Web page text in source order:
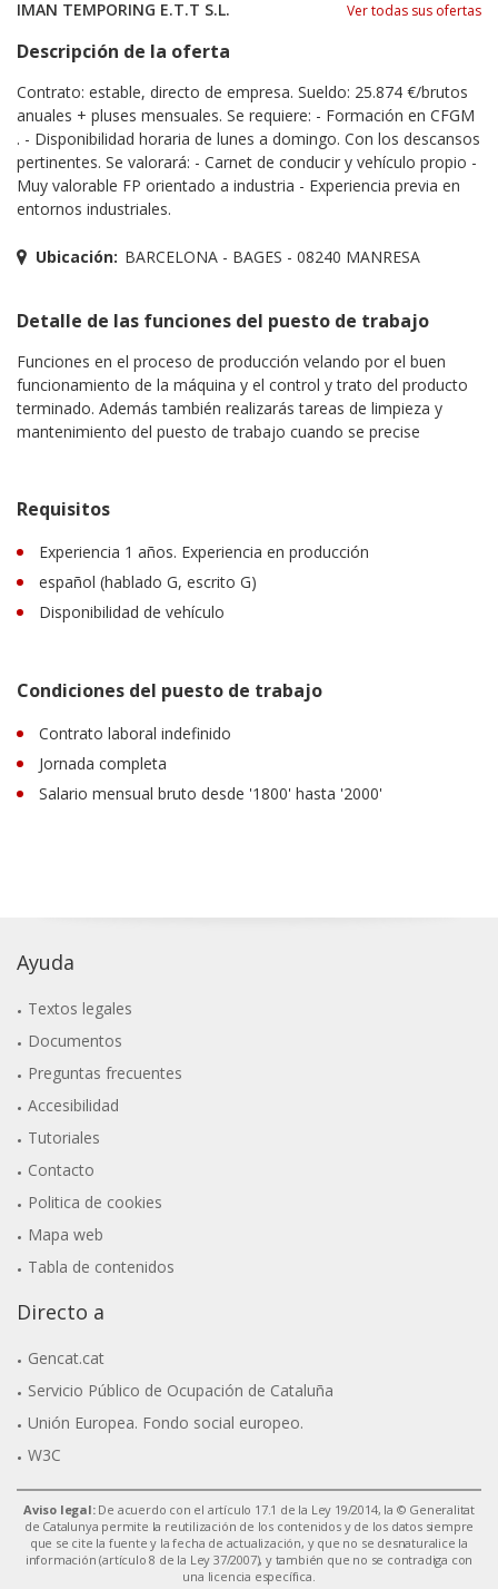
IMAN TEMPORING E.T.T S.L. Ver todas sus ofertas
Descripción de la oferta
Contrato: estable, directo de empresa. Sueldo: 25.874 €/brutos
anuales + pluses mensuales. Se requiere: - Formación en CFGM
. - Disponibilidad horaria de lunes a domingo. Con los descansos
pertinentes. Se valorará: - Carnet de conducir y vehículo propio -
Muy valorable FP orientado a industria - Experiencia previa en
entornos industriales.
Ubicación: BARCELONA - BAGES - 08240 MANRESA
Detalle de las funciones del puesto de trabajo
Funciones en el proceso de producción velando por el buen
funcionamiento de la máquina y el control y trato del producto
terminado. Además también realizarás tareas de limpieza y
mantenimiento del puesto de trabajo cuando se precise
Requisitos
Experiencia 1 años. Experiencia en producción
español (hablado G, escrito G)
Disponibilidad de vehículo
Condiciones del puesto de trabajo
Contrato laboral indefinido
Jornada completa
Salario mensual bruto desde '1800' hasta '2000'
Ayuda
Textos legales
Documentos
Preguntas frecuentes
Accesibilidad
Tutoriales
Contacto
Politica de cookies
Mapa web
Tabla de contenidos
Directo a
Gencat.cat
Servicio Público de Ocupación de Cataluña
Unión Europea. Fondo social europeo.
W3C
Aviso legal:De acuerdo con el artículo 17.1 de la Ley 19/2014, la © Generalitat
de Catalunya permite la reutilización de los contenidos y de los datos siempre
que se cite la fuente y la fecha de actualización, y que no se desnaturalice la
información (artículo 8 de la Ley 37/2007), y también que no se contradiga con
una licencia específica.